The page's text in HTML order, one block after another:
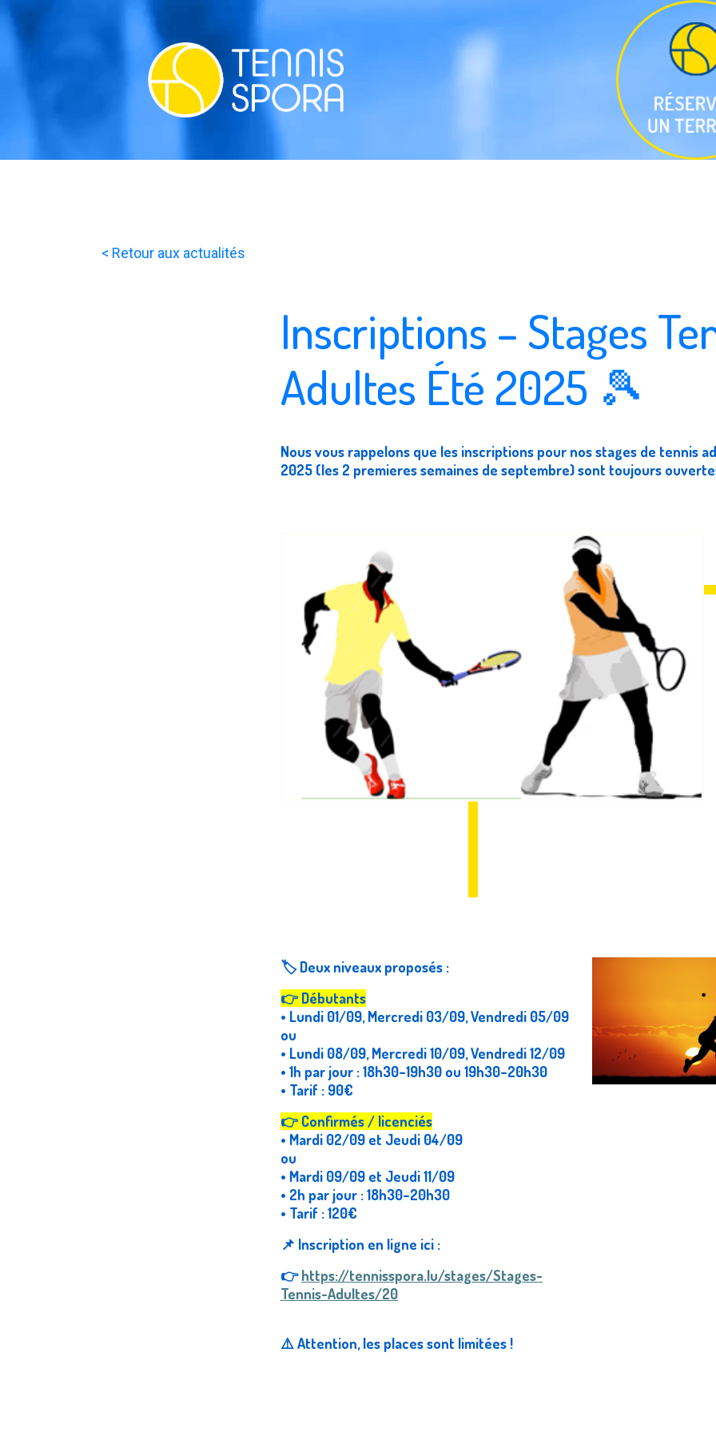
< Retour aux actualités
Inscriptions – Stages
Adultes Été 2025 🎾
Nous vous rappelons que les inscriptions pour nos stages de tennis
2025 (les 2 premieres semaines de septembre) sont toujours
🏷️ Deux niveaux proposés :
👉 Débutants
• Lundi 01/09, Mercredi 03/09, Vendredi 05/09
ou
• Lundi 08/09, Mercredi 10/09, Vendredi 12/09
• 1h par jour : 18h30–19h30 ou 19h30–20h30
• Tarif : 90€
👉 Confirmés / licenciés
• Mardi 02/09 et Jeudi 04/09
ou
• Mardi 09/09 et Jeudi 11/09
• 2h par jour : 18h30–20h30
• Tarif : 120€
📌 Inscription en ligne ici :
👉https://tennisspora.lu/stages/Stages-
Tennis-Adultes/20
⚠️ Attention, les places sont limitées !